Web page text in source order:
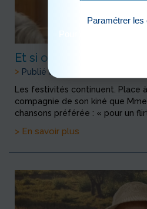
Et si on dansait!
> Publié le 17/11/2023
Les festivités continuent. Place
compagnie de son kiné que
chansons préférée : « pour un
> En savoir plus
Paramétrer les